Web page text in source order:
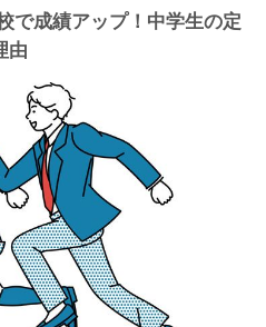
で成績アップ！中学生の定
由